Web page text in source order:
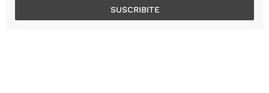
SUSCRIBITE